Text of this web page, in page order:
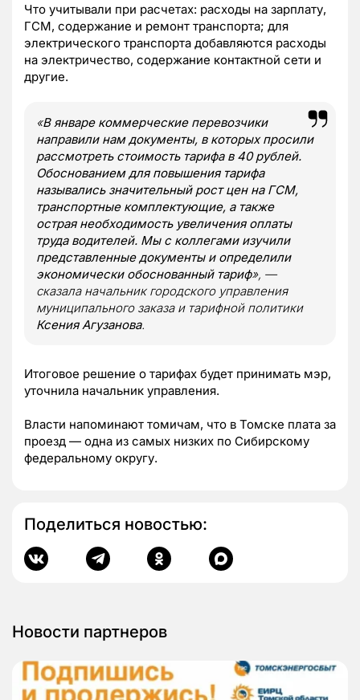
Что учитывали при расчетах: расходы на зарплату,
ГСМ, содержание и ремонт транспорта; для
электрического транспорта добавляются расходы
на электричество, содержание контактной сети и
другие.
«В январе коммерческие перевозчики
направили нам документы, в которых просили
рассмотреть стоимость тарифа в 40 рублей.
Обоснованием для повышения тарифа
назывались значительный рост цен на ГСМ,
транспортные комплектующие, а также
острая необходимость увеличения оплаты
труда водителей. Мы с коллегами изучили
представленные документы и определили
экономически обоснованный тариф», —
сказала начальник городского управления
муниципального заказа и тарифной политики
Ксения Агузанова.
Итоговое решение о тарифах будет принимать мэр,
уточнила начальник управления.
Власти напоминают томичам, что в Томске плата за
проезд — одна из самых низких по Сибирскому
федеральному округу.
Поделиться новостью:
Новости партнеров